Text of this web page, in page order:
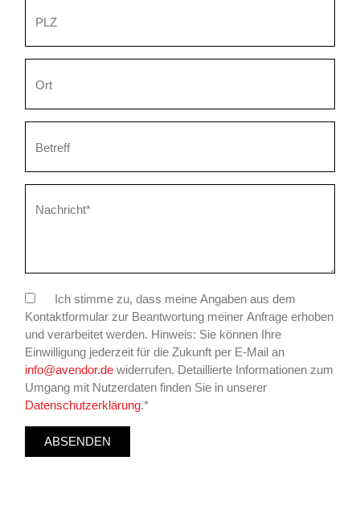
PLZ
Ort
Betreff
Pflichtfeld
Nachricht*
Ich stimme zu, dass meine Angaben aus dem
Kontaktformular zur Beantwortung meiner Anfrage erhoben
und verarbeitet werden. Hinweis: Sie können Ihre
Einwilligung jederzeit für die Zukunft per E-Mail an
info@avendor.de widerrufen. Detaillierte Informationen zum
Umgang mit Nutzerdaten finden Sie in unserer
Datenschutzerklärung.*
ABSENDEN